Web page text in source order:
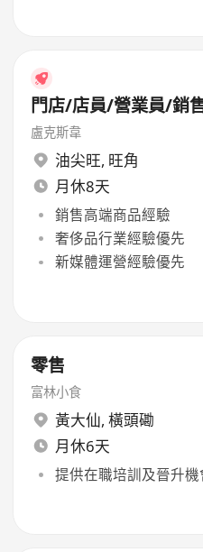
門店/店員/營業員/銷
盧克斯韋
油尖旺, 旺角
月休8天
銷售高端商品經驗
奢侈品行業經驗優先
新媒體運營經驗優先
零售
富林小食
黃大仙, 橫頭磡
月休6天
提供在職培訓及晉升機